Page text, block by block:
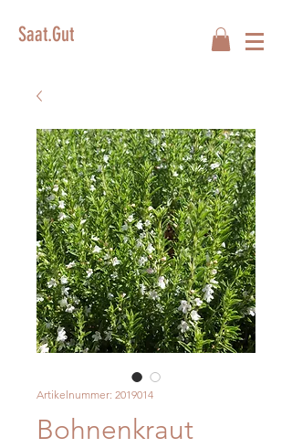
Saat.Gut
Artikelnummer: 2019014
Bohnenkraut